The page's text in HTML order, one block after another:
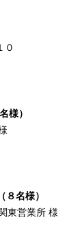
０
様）
名様）
東営業所 様